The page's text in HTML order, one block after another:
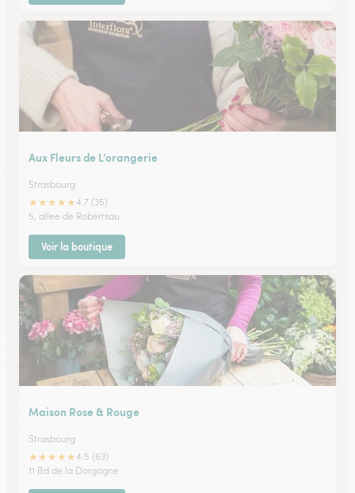
Aux Fleurs de L’orangerie
Strasbourg
★★★★★4.7 (35)
5, allee de Robertsau
Voir la boutique
Maison Rose & Rouge
Strasbourg
★★★★★4.5 (63)
11 Bd de la Dorgogne